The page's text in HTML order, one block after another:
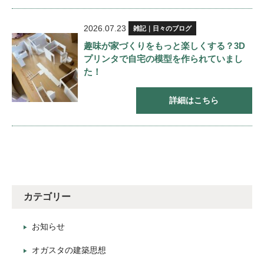
2026.07.23 雑記｜日々のブログ
趣味が家づくりをもっと楽しくする？3D
プリンタで自宅の模型を作られていまし
た！
詳細はこちら
カテゴリー
お知らせ
オガスタの建築思想